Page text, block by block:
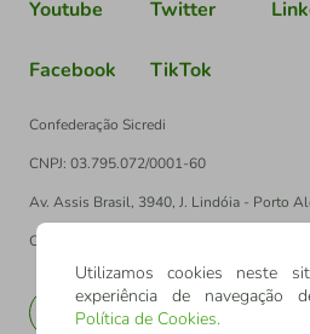
Youtube Twitter
Facebook TikTok
Confederação Sicredi
CNPJ: 03.795.072/0001-60
Av. Assis Brasil, 3940, J. Lindóia - Porto
CEP: 91010-003
EN
Utilizamos cookies neste
experiência de navegação
Política de Cookies.